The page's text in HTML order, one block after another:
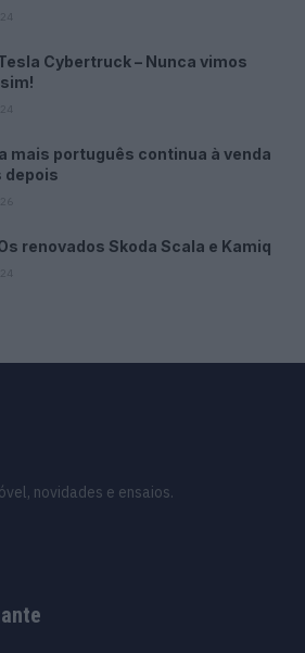
Cybertruck – Nunca vimos
mais português continua à venda
depois
renovados Skoda Scala e Kamiq
novidades e ensaios.